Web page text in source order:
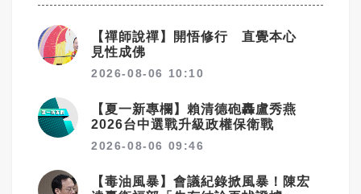
【禪師說禪】開悟修行 直覺本心
見性成佛
2026-08-06 10:10
【夏一新專欄】賴清德砲轟盧秀燕
2026台中選戰升級政權保衛戰
2026-08-06 09:46
【毒油風暴】會議紀錄掀風暴！陳宏